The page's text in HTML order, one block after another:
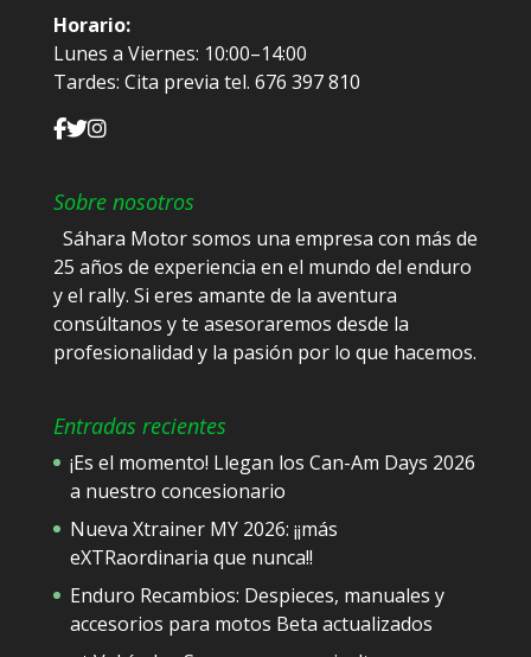
Horario:
Lunes a Viernes: 10:00–14:00
Tardes: Cita previa tel. 676 397 810
Sobre nosotros
Sáhara Motor somos una empresa con más de
25 años de experiencia en el mundo del enduro
y el rally. Si eres amante de la aventura
consúltanos y te asesoraremos desde la
profesionalidad y la pasión por lo que hacemos.
Entradas recientes
¡Es el momento! Llegan los Can-Am Days 2026
a nuestro concesionario
Nueva Xtrainer MY 2026: ¡¡más
eXTRaordinaria que nunca!!
Enduro Recambios: Despieces, manuales y
accesorios para motos Beta actualizados